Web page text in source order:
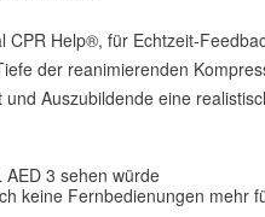
Help®, für Echtzeit-
der reanimierenden
Auszubildende eine
3 sehen würde
keine Fernbedienungen mehr